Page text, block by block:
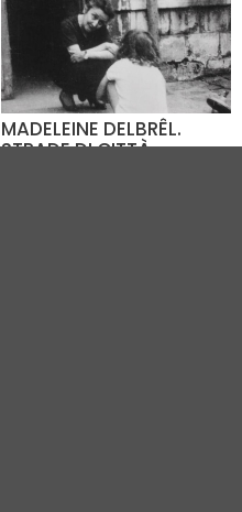
MADELEINE DELBRÊL.
STRADE DI CITTÀ,